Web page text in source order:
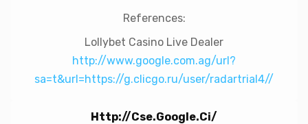
References:
Lollybet Casino Live Dealer
http://www.google.com.ag/url?
sa=t&url=https://g.clicgo.ru/user/radartrial4//
Http://cse.google.ci/